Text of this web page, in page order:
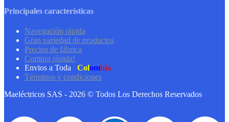
Principales características
Navegación rápida
Gran variedad de productos
Precios de fábrica
Compra rápida!
Envios a Toda
Colombia
Términos y condiciones
Maeléctricos SAS - 2026 © Todos Los Derechos Reservados